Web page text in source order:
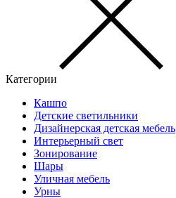
Категории
Кашпо
Детские светильники
Дизайнерская детская мебель
Интерьерный свет
Зонирование
Шары
Уличная мебель
Урны